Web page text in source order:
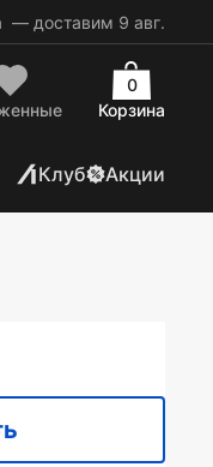
— доставим 9 авг.
Корзина
0
Клуб Акции